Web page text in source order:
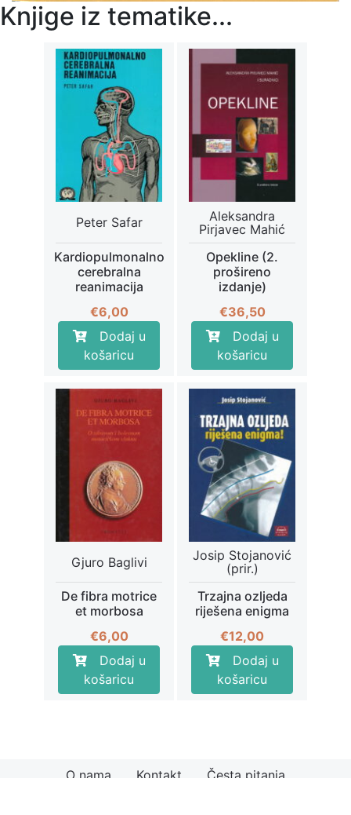
Knjige iz tematike...
Peter Safar
Kardiopulmonalno
cerebralna
reanimacija
€6,00
Dodaj u
košaricu
Aleksandra
Pirjavec Mahić
Opekline (2.
prošireno
izdanje)
€36,50
Dodaj u
košaricu
Gjuro Baglivi
De fibra motrice
et morbosa
€6,00
Dodaj u
košaricu
Josip Stojanović
(prir.)
Trzajna ozljeda
riješena enigma
€12,00
Dodaj u
košaricu
O nama Kontakt
Česta pitanja